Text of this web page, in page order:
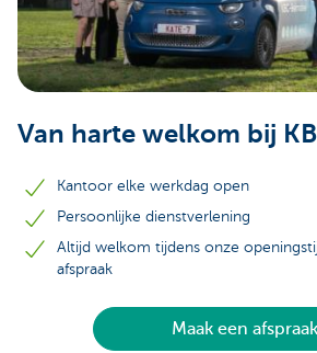
Van harte welkom bij
Kantoor elke werkdag open
Persoonlijke dienstverlening
Altijd welkom tijdens onze
afspraak
Maak een afspraak